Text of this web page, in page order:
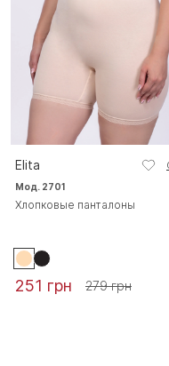
Elita
Мод. 2701
Хлопковые панталоны
251 грн 279 грн